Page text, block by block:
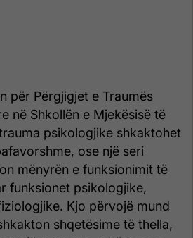
për Përgjigjet e Traumës
në Shkollën e Mjekësisë të
psikologjike shkaktohet
ose një seri
mënyrën e funksionimit të
funksionet psikologjike,
Kjo përvojë mund
shqetësime të thella,